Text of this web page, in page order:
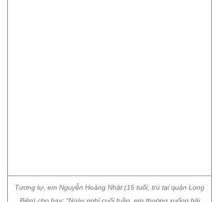
Tương tự, em Nguyễn Hoàng Nhật (15 tuổi, trú tại quận Long